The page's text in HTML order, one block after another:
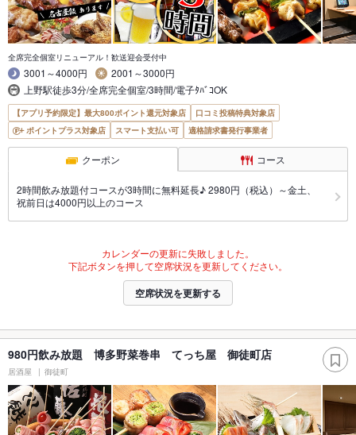
全席完全個室リニューアル！歓送迎会受付中
3001～4000円
2001～3000円
上野駅徒歩3分/全席完全個室/3時間/電子ﾀﾊﾞｺOK
【アプリ予約限定】最大800ポイント還元対象店
口コミ投稿特典対象店
ポイントプラス対象店
スマート支払い可 適格請求書発行事業者
クーポン コース
2時間飲み放題付コースが3時間に無料延長♪ 2980円（税込）～金土、
祝前日は4000円以上のコース
カレンダーの更新に失敗しました。
下記ボタンを押して空席状況を更新してください。
空席状況を更新する
980円飲み放題 博多野菜巻串 てっち屋 御徒町店
居酒屋 御徒町